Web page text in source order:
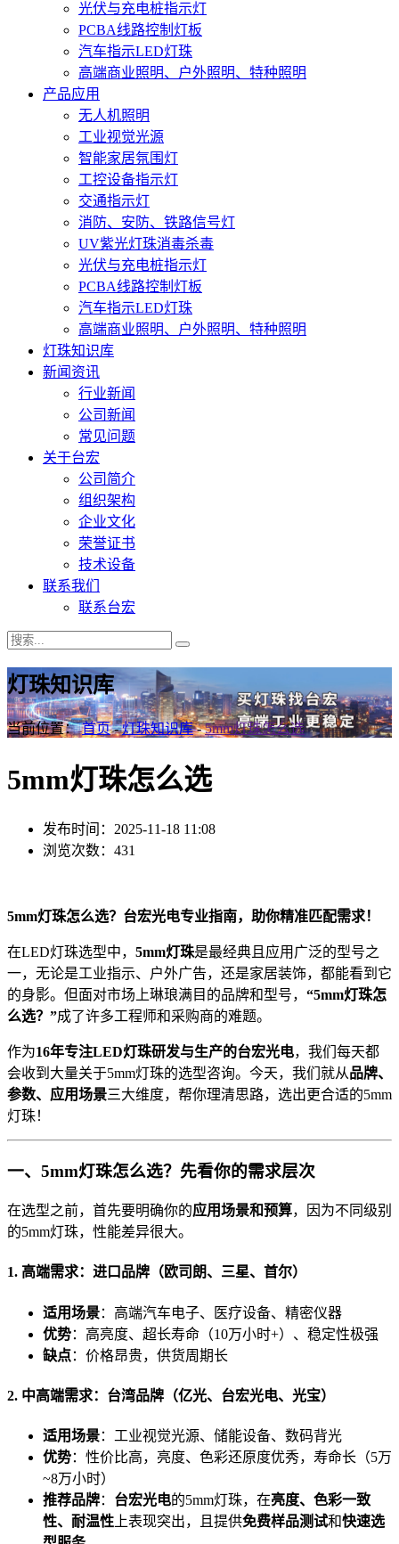
光伏与充电桩指示灯
PCBA线路控制灯板
汽车指示LED灯珠
高端商业照明、户外照明、特种照明
产品应用
无人机照明
工业视觉光源
智能家居氛围灯
工控设备指示灯
交通指示灯
消防、安防、铁路信号灯
UV紫光灯珠消毒杀毒
光伏与充电桩指示灯
PCBA线路控制灯板
汽车指示LED灯珠
高端商业照明、户外照明、特种照明
灯珠知识库
新闻资讯
行业新闻
公司新闻
常见问题
关于台宏
公司简介
组织架构
企业文化
荣誉证书
技术设备
联系我们
联系台宏
灯珠知识库
当前位置：首页-灯珠知识库-5mm灯珠怎么选
5mm灯珠怎么选
发布时间：2025-11-18 11:08
浏览次数：431
5mm灯珠怎么选？台宏光电专业指南，助你精准匹配需求！
在LED灯珠选型中， 5mm灯珠是最经典且应用广泛的型号之
一，无论是工业指示、户外广告，还是家居装饰，都能看到它
的身影。但面对市场上琳琅满目的品牌和型号， “5mm灯珠怎
么选？”成了许多工程师和采购商的难题。
作为16年专注LED灯珠研发与生产的台宏光电，我们每天都
会收到大量关于5mm灯珠的选型咨询。今天，我们就从品牌、
参数、应用场景三大维度，帮你理清思路，选出更合适的5mm
灯珠！
一、5mm灯珠怎么选？先看你的需求层次
在选型之前，首先要明确你的应用场景和预算，因为不同级别
的5mm灯珠，性能差异很大。
1. 高端需求：进口品牌（欧司朗、三星、首尔）
适用场景：高端汽车电子、医疗设备、精密仪器
优势：高亮度、超长寿命（10万小时+）、稳定性极强
缺点：价格昂贵，供货周期长
2. 中高端需求：台湾品牌（亿光、台宏光电、光宝）
适用场景：工业视觉光源、储能设备、数码背光
优势：性价比高，亮度、色彩还原度优秀，寿命长（5万
~8万小时）
推荐品牌： 台宏光电的5mm灯珠，在亮度、色彩一致
性、耐温性 上表现突出，且提供免费样品测试和快速选